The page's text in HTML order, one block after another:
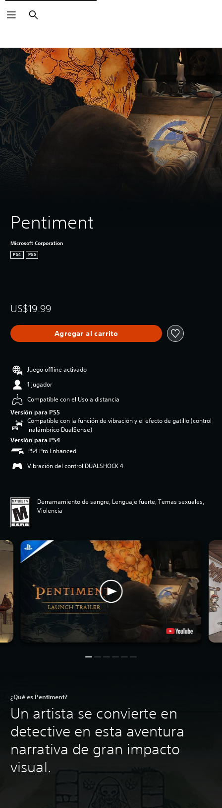
Buscar
Pentiment
Microsoft Corporation
PS4 PS5
US$19.99
Agregar al carrito
Juego offline activado
1 jugador
Compatible con el Uso a distancia
Versión para PS5
Compatible con la función de vibración y el efecto de gatillo (control
inalámbrico DualSense)
Versión para PS4
PS4 Pro Enhanced
Vibración del control DUALSHOCK 4
Derramamiento de sangre, Lenguaje fuerte, Temas sexuales,
Violencia
¿Qué es Pentiment?
Un artista se convierte en
detective en esta aventura
narrativa de gran impacto
visual.